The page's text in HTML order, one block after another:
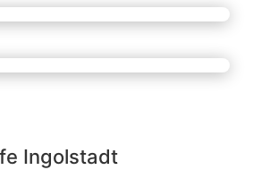
Ingolstadt